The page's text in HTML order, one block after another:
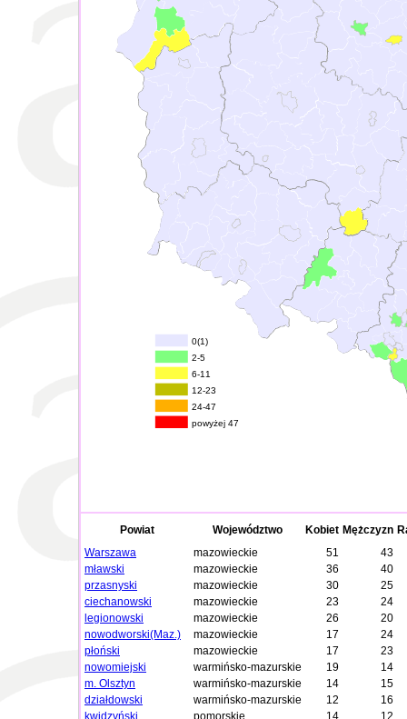
0(1)
2-5
6-11
12-23
24-47
powyżej 47
Powiat Województwo Kobiet Mężczyzn
Warszawa
mazowieckie 51
43
mławski
mazowieckie 36
40
przasnyski
mazowieckie 30
25
ciechanowski
mazowieckie 23
24
legionowski
mazowieckie 26
20
nowodworski(Maz.)
mazowieckie 17
24
płoński
mazowieckie 17
23
nowomiejski
warmińsko-mazurskie 19
14
m. Olsztyn
warmińsko-mazurskie 14
15
działdowski
warmińsko-mazurskie 12
16
kwidzyński
pomorskie 14
12